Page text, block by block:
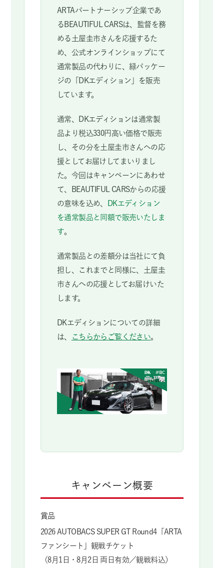
ARTAパートナーシップ企業であ
るBEAUTIFUL CARSは、監督を務
める土屋圭市さんを応援するた
め、公式オンラインショップにて
通常製品の代わりに、緑パッケー
ジの「DKエディション」を販売
しています。
通常、DKエディションは通常製
品より税込330円高い価格で販売
し、その分を土屋圭市さんへの応
援としてお届けしてまいりまし
た。今回はキャンペーンにあわせ
て、BEAUTIFUL CARSからの応援
の意味を込め、
DKエディション
を通常製品と同額で販売いたしま
す。
通常製品との差額分は当社にて負
担し、これまでと同様に、土屋圭
市さんへの応援としてお届けいた
します。
DKエディションについての詳細
は、
こちらからご覧ください。
キャンペーン概要
賞品
2026 AUTOBACS SUPER GT Round4「ARTA
ファンシート」観戦チケット
（8月1日・8月2日 両日有効／観戦料込）